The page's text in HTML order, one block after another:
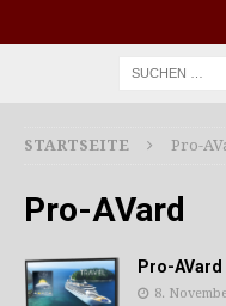
STARTSEITE Pro-
Pro-AVard
Pro-
8.